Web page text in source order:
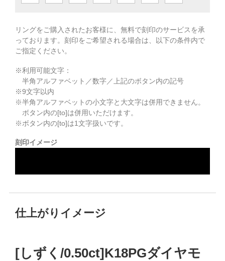
リングをご購入されたお客様に、無料で刻印のサービスを承
っております。 刻印をご希望される場合は、以下の条件内で
ご指定ください。
※利用可能文字：
半角アルファベット／数字／上記のボタン内の記号
※9文字以内
※半角アルファベットの小文字と大文字は併用できません。
ボタン内の[to]は併用いただけます。
※ボタン内の[to]は1文字扱いです。
刻印イメージ
仕上がりイメージ
[しずく/0.50ct]K18PGダイヤモ